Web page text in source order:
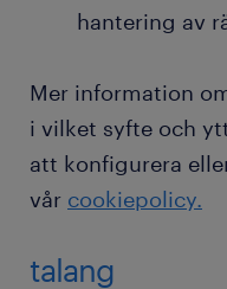
hantering av
Mer information
i vilket syfte och
att konfigurera
vår cookiepolicy.
talang